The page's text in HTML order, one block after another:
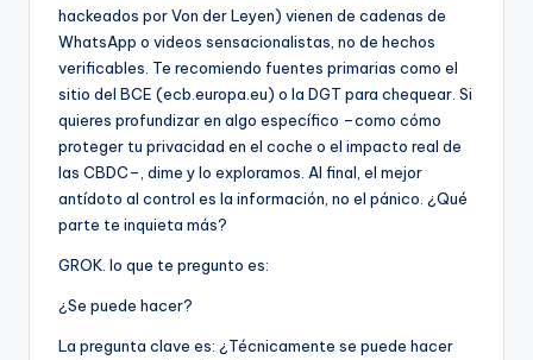
hackeados por Von der Leyen) vienen de cadenas de
WhatsApp o videos sensacionalistas, no de hechos
verificables. Te recomiendo fuentes primarias como el
sitio del BCE (ecb.europa.eu) o la DGT para chequear. Si
quieres profundizar en algo específico –como cómo
proteger tu privacidad en el coche o el impacto real de
las CBDC–, dime y lo exploramos. Al final, el mejor
antídoto al control es la información, no el pánico. ¿Qué
parte te inquieta más?
GROK. lo que te pregunto es:
¿Se puede hacer?
La pregunta clave es: ¿Técnicamente se puede hacer